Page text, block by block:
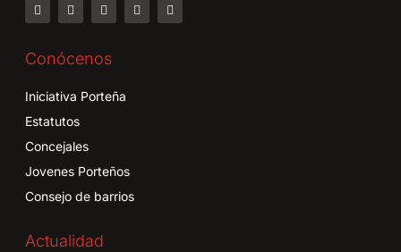
Conócenos
Iniciativa Porteña
Estatutos
Concejales
Jovenes Porteños
Consejo de barrios
Actualidad